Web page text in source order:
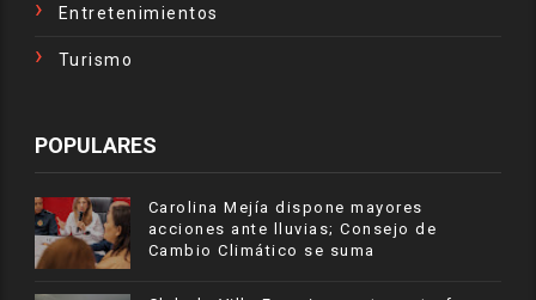
Entretenimientos
Turismo
POPULARES
Carolina Mejía dispone mayores
acciones ante lluvias; Consejo de
Cambio Climático se suma